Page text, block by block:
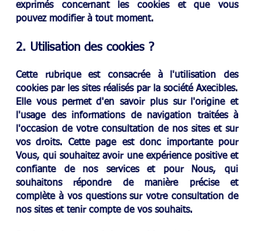
exprimés concernant les cookies et que vous
pouvez modifier à tout moment.
2. Utilisation des cookies ?
Cette rubrique est consacrée à l'utilisation des
cookies par les sites réalisés par la société Axecibles.
Elle vous permet d'en savoir plus sur l'origine et
l'usage des informations de navigation traitées à
l'occasion de votre consultation de nos sites et sur
vos droits. Cette page est donc importante pour
Vous, qui souhaitez avoir une expérience positive et
confiante de nos services et pour Nous, qui
souhaitons répondre de manière précise et
complète à vos questions sur votre consultation de
nos sites et tenir compte de vos souhaits.